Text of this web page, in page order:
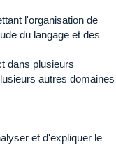
l'organisation de
du langage et des
dans plusieurs
autres domaines
et d'expliquer le